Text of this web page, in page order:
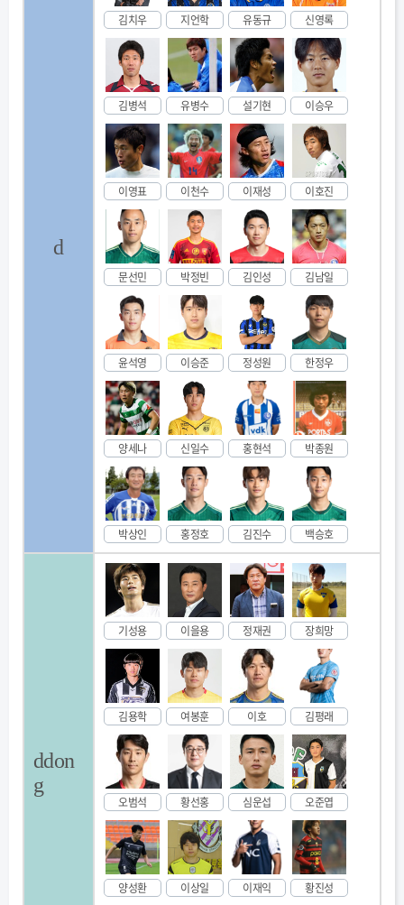
d
김치우 지언학 유동규 신영록
김병석 유병수 설기현 이승우
이영표 이천수 이재성 이호진
문선민 박정빈 김인성 김남일
윤석영 이승준 정성원 한정우
양세나 신일수 홍현석 박종원
박상인 홍정호 김진수 백승호
ddon
g
기성용 이을용 정재권 장희망
김용학 여봉훈 이호 김평래
오범석 황선홍 심운섭 오준엽
양성환 이상일 이재익 황진성